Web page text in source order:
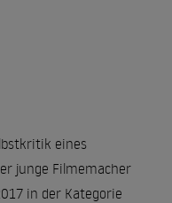
eines
junge Filmemacher
in der Kategorie